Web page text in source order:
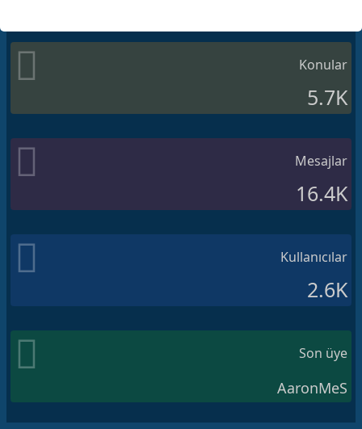
Konular
5.7K
Mesajlar
16.4K
Kullanıcılar
2.6K
Son üye
AaronMeS